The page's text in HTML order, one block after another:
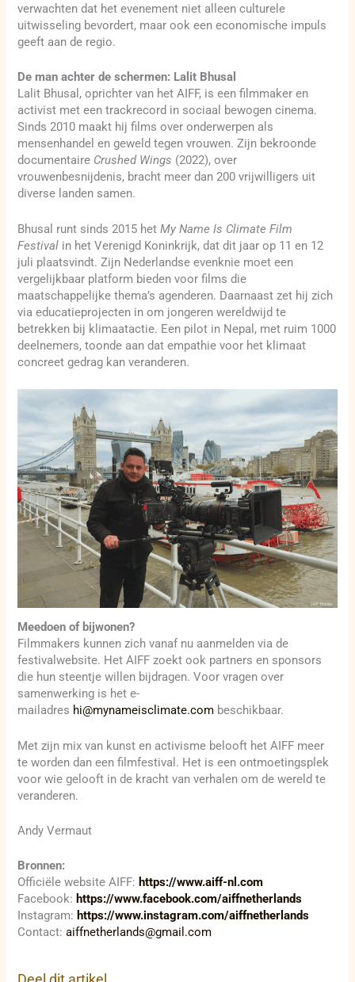
verwachten dat het evenement niet alleen culturele
uitwisseling bevordert, maar ook een economische impuls
geeft aan de regio.
De man achter de schermen: Lalit Bhusal
Lalit Bhusal, oprichter van het AIFF, is een filmmaker en
activist met een trackrecord in sociaal bewogen cinema.
Sinds 2010 maakt hij films over onderwerpen als
mensenhandel en geweld tegen vrouwen. Zijn bekroonde
documentaire Crushed Wings (2022), over
vrouwenbesnijdenis, bracht meer dan 200 vrijwilligers uit
diverse landen samen.
Bhusal runt sinds 2015 hetMy Name Is Climate Film
Festival in het Verenigd Koninkrijk, dat dit jaar op 11 en 12
juli plaatsvindt. Zijn Nederlandse evenknie moet een
vergelijkbaar platform bieden voor films die
maatschappelijke thema’s agenderen. Daarnaast zet hij zich
via educatieprojecten in om jongeren wereldwijd te
betrekken bij klimaatactie. Een pilot in Nepal, met ruim 1000
deelnemers, toonde aan dat empathie voor het klimaat
concreet gedrag kan veranderen.
Meedoen of bijwonen?
Filmmakers kunnen zich vanaf nu aanmelden via de
festivalwebsite. Het AIFF zoekt ook partners en sponsors
die hun steentje willen bijdragen. Voor vragen over
samenwerking is het e-
mailadres hi@mynameisclimate.com beschikbaar.
Met zijn mix van kunst en activisme belooft het AIFF meer
te worden dan een filmfestival. Het is een ontmoetingsplek
voor wie gelooft in de kracht van verhalen om de wereld te
veranderen.
Andy Vermaut
Bronnen:
Officiële website AIFF: https://www.aiff-nl.com
Facebook: https://www.facebook.com/aiffnetherlands
Instagram: https://www.instagram.com/aiffnetherlands
Contact:aiffnetherlands@gmail.com